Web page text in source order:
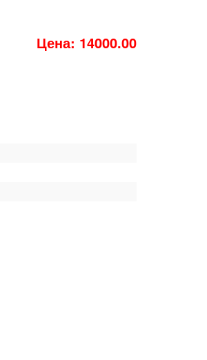
Цена: 14000.00